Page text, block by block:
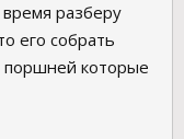
разберу
его собрать
которые